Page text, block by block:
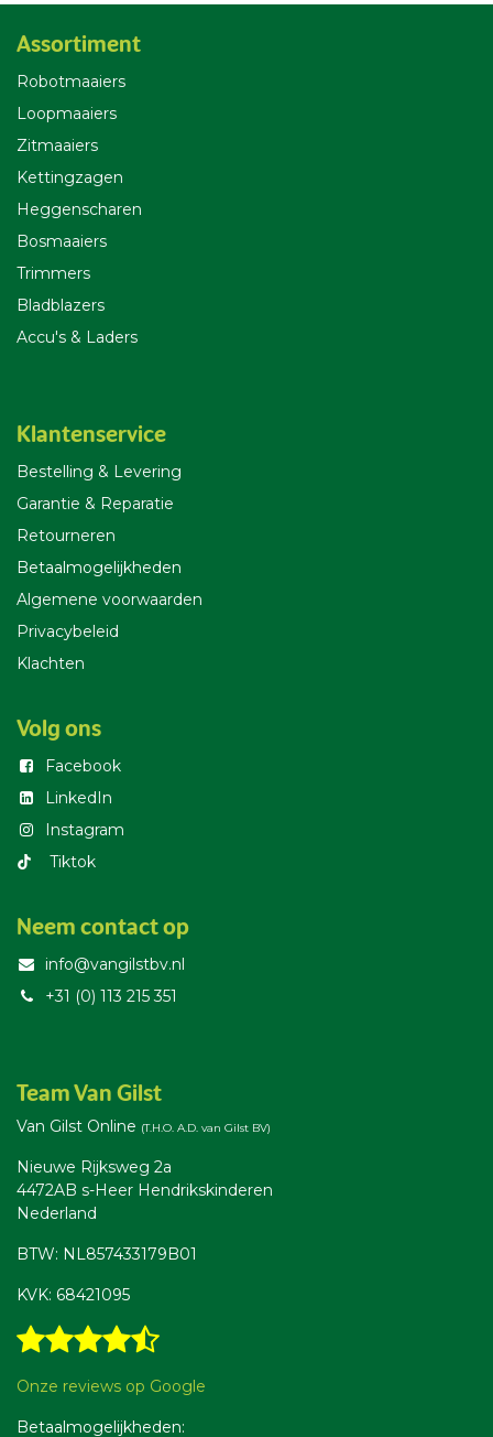
Assortiment
Robotmaaiers
Loopmaaiers
Zitmaaiers
Kettingzagen
Heggenscharen
Bosmaaiers
Trimmers
Bladblazers
Accu's & Laders
Klantenservice
Bestelling & Levering
Garantie & Reparatie
Retourneren
Betaalmogelijkheden
Algemene voorwaarden
Privacybeleid
Klachten
Volg ons
Facebook
LinkedIn
Instagram
T​iktok
Neem contact op
info@vangilstbv.nl
+31 (0) 113 215 351
Team Van Gilst
Van Gilst Online (T.H.O. A.D. van Gilst BV)
Nieuwe Rijksweg 2a
4472AB s-Heer Hendrikskinderen
Nederland
BTW: NL857433179B01
KVK: 68421095
Onze reviews op Google
Betaalmogelijkheden: